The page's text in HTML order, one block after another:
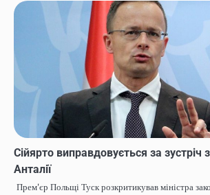
Сійярто виправдовується за зустріч
Анталії
Прем'єр Польщі Туск розкритикував міністра